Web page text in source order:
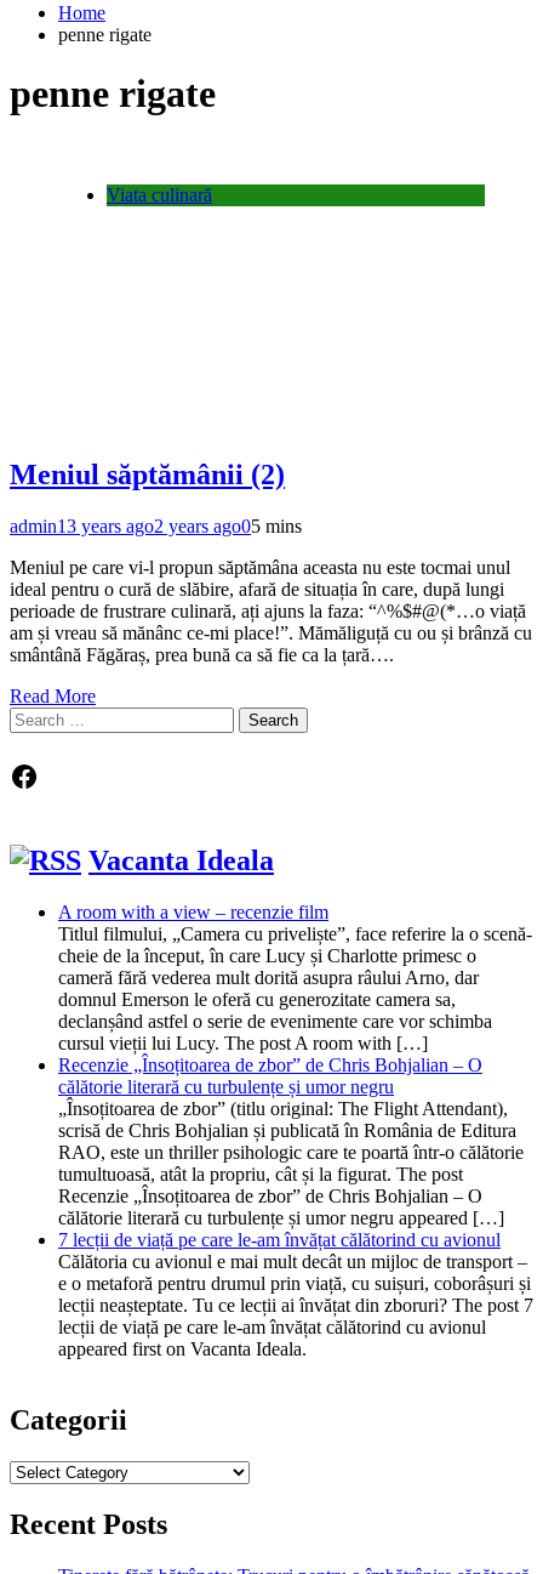
Home
penne rigate
penne rigate
Viata culinară
Meniul săptămânii (2)
admin13 years ago2 years ago05 mins
Meniul pe care vi-l propun săptămâna aceasta nu este tocmai unul
ideal pentru o cură de slăbire, afară de situația în care, după lungi
perioade de frustrare culinară, ați ajuns la faza: “^%$#@(*…o viață
am și vreau să mănânc ce-mi place!”. Mămăliguță cu ou și brânză cu
smântână Făgăraș, prea bună ca să fie ca la țară….
Read More
Search
for:
Facebook
Vacanta Ideala
A room with a view – recenzie film
Titlul filmului, „Camera cu priveliște”, face referire la o scenă-
cheie de la început, în care Lucy și Charlotte primesc o
cameră fără vederea mult dorită asupra râului Arno, dar
domnul Emerson le oferă cu generozitate camera sa,
declanșând astfel o serie de evenimente care vor schimba
cursul vieții lui Lucy. The post A room with […]
Recenzie „Însoțitoarea de zbor” de Chris Bohjalian – O
călătorie literară cu turbulențe și umor negru
„Însoțitoarea de zbor” (titlu original: The Flight Attendant),
scrisă de Chris Bohjalian și publicată în România de Editura
RAO, este un thriller psihologic care te poartă într-o călătorie
tumultuoasă, atât la propriu, cât și la figurat. The post
Recenzie „Însoțitoarea de zbor” de Chris Bohjalian – O
călătorie literară cu turbulențe și umor negru appeared […]
7 lecții de viață pe care le-am învățat călătorind cu avionul
Călătoria cu avionul e mai mult decât un mijloc de transport –
e o metaforă pentru drumul prin viață, cu suișuri, coborâșuri și
lecții neașteptate. Tu ce lecții ai învățat din zboruri? The post 7
lecții de viață pe care le-am învățat călătorind cu avionul
appeared first on Vacanta Ideala.
Categorii
Categorii
Recent Posts